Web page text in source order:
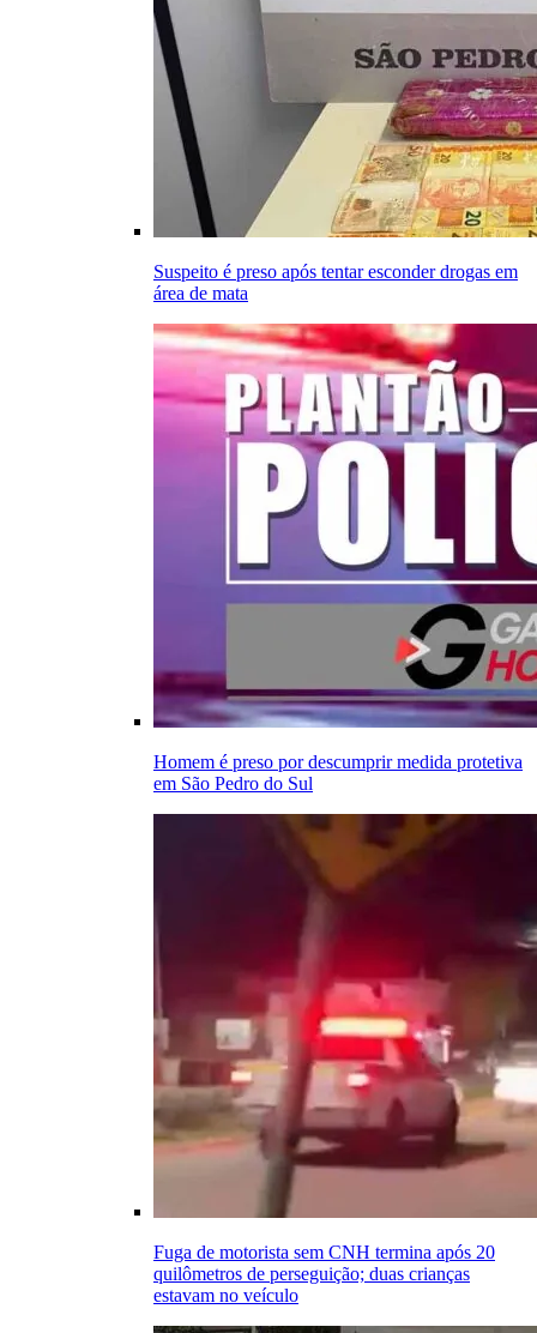
Suspeito é preso após tentar esconder drogas em
área de mata
Homem é preso por descumprir medida protetiva
em São Pedro do Sul
Fuga de motorista sem CNH termina após 20
quilômetros de perseguição; duas crianças
estavam no veículo